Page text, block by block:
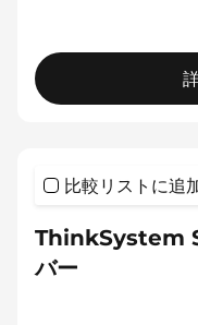
比較リストに追
ThinkSystem
バー